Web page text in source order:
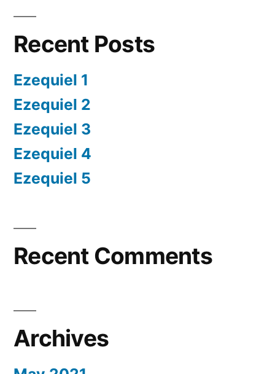
Recent Posts
Ezequiel 1
Ezequiel 2
Ezequiel 3
Ezequiel 4
Ezequiel 5
Recent Comments
Archives